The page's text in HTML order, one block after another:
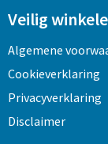
Veilig
Algemene
Cookieverklaring
Privacyverklaring
Disclaimer